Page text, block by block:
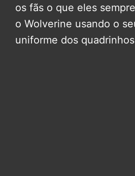
os fãs o que eles
o Wolverine usando o
uniforme dos